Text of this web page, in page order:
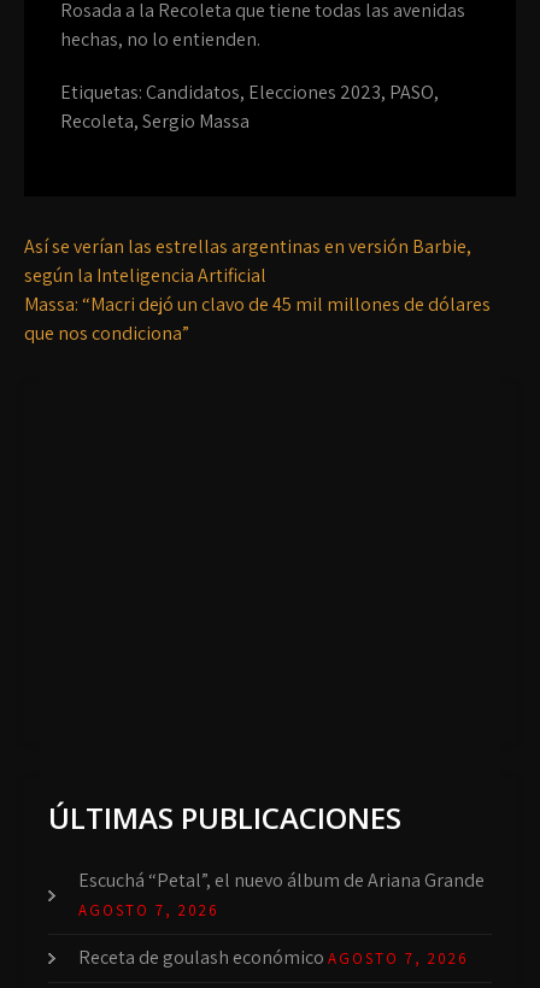
Rosada a la Recoleta que tiene todas las avenidas
hechas, no lo entienden.
Etiquetas:Candidatos, Elecciones 2023, PASO,
Recoleta,Sergio Massa
Así se verían las estrellas argentinas en versión Barbie,
según la Inteligencia Artificial
Massa: “Macri dejó un clavo de 45 mil millones de dólares
que nos condiciona”
ÚLTIMAS PUBLICACIONES
Escuchá “Petal”, el nuevo álbum de Ariana Grande
AGOSTO 7, 2026
Receta de goulash económico AGOSTO 7, 2026